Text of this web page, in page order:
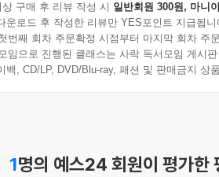
구매 후 리뷰 작성 시 일반회원 300원, 마니
운로드 후 작성한 리뷰만 YES포인트 지급됩니
번째 회차 주문확정 시점부터 마지막 회차 주
임으로 진행된 클래스는 사락 독서모임 게시
백, CD/LP, DVD/Blu-ray, 패션 및 판매금지 상
1명의 예스24 회원이 평가한